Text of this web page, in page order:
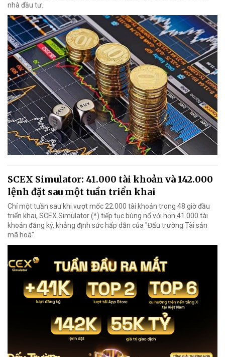
nhà đầu tư.
SCEX Simulator: 41.000 tài khoản và 142.000
lệnh đặt sau một tuần triển khai
Chỉ một tuần sau khi vượt mốc 22.000 tài khoản trong 48 giờ đầu
triển khai, SCEX Simulator (*) tiếp tục bùng nổ với hơn 41.000 tài
khoản đăng ký, khẳng định sức hấp dẫn của "Đấu trường Tài sản
mã hoá".